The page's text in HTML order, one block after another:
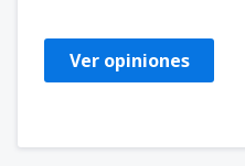
Ver opiniones